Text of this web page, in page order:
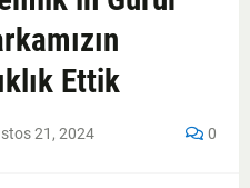
Ettik
21, 2024 0